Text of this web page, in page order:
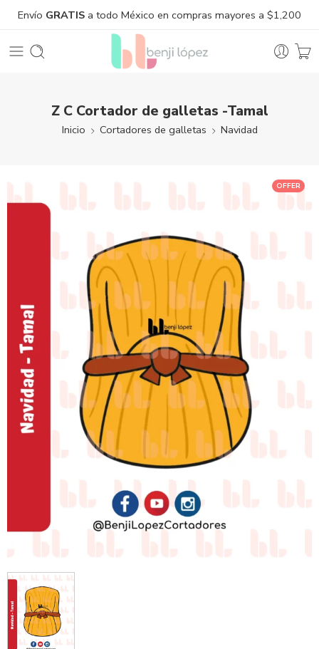
Envío GRATIS a todo México en compras mayores a $1,200
Z C Cortador de galletas -Tamal
Inicio Cortadores de galletas Navidad
OFFER